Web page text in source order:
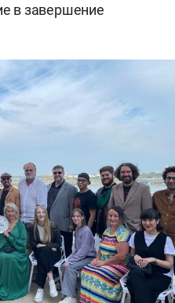
в завершение